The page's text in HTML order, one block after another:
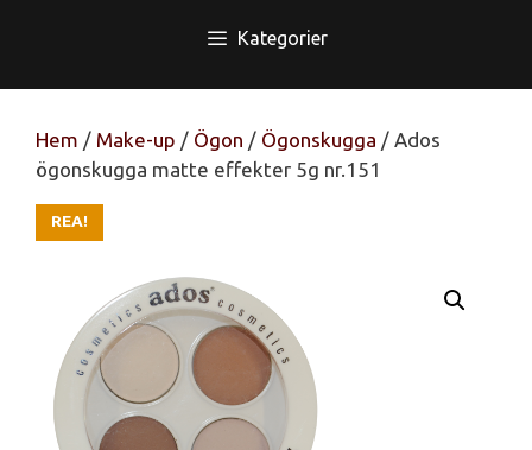
Kategorier
Hem / Make-up / Ögon / Ögonskugga / Ados
ögonskugga matte effekter 5g nr.151
REA!